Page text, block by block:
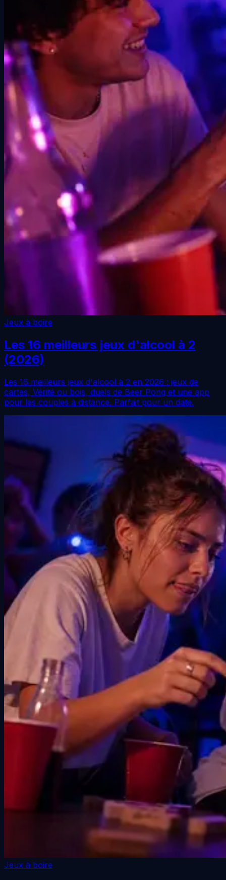
Jeux à boire
Les 16 meilleurs jeux d'alcool à 2
(2026)
Les 16 meilleurs jeux d'alcool à 2 en 2026 : jeux de
cartes, Vérité ou bois, duels de Beer Pong et une app
pour les couples à distance. Parfait pour un date.
Jeux à boire